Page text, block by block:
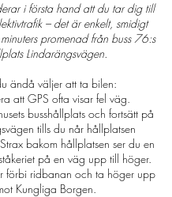
i första hand att du tar dig till
– det är enkelt, smidigt
promenad från buss 76:s
Lindarängsvägen.
ändå väljer att ta bilen:
att GPS ofta visar fel väg.
busshållplats och fortsätt på
tills du når hållplatsen
bakom hållplatsen ser du en
på en väg upp till höger.
förbi ridbanan och ta höger upp
Kungliga Borgen.